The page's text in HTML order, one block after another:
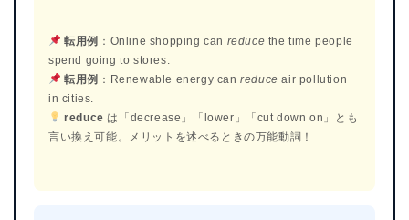
転用例 ：Online shopping can reduce the time people
spend going to stores.
転用例 ：Renewable energy canreduce air pollution
in cities.
reduce は「decrease」「lower」「cut down on」とも
言い換え可能。メリットを述べるときの万能動詞！
“シン”・英会話スピード表
大学入試英語対策講座